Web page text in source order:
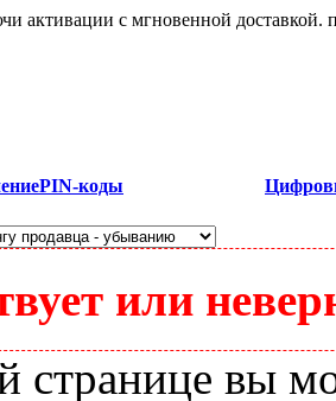
активации с мгновенной доставкой.
PIN-коды
или
странице вы